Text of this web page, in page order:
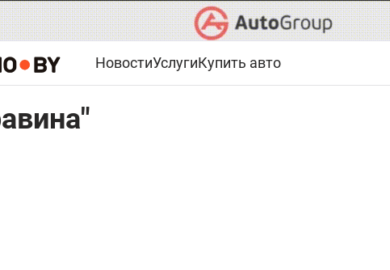
НовостиУслугиКупить авто